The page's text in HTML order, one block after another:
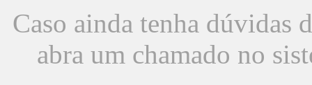
Caso ainda tenha dúvidas
abra um chamado no